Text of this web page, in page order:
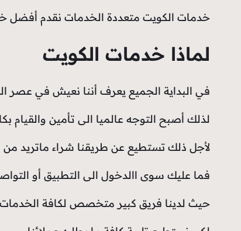
خدمات الكويت متعددة الخدمات نقدم أفضل خدمة
لماذا خدمات الكويت
في البداية الجميع يعرف أننا نعيش في عصر
لذلك أصبح التوجه عالميا الى تأمين
لأجل ذلك تستطيع عن طريقنا شراء ماتريد من
فما عليك سوى االدخول الى التطبيق أو
حيث لدينا فريق كبير متخصص لكافة الخدمات